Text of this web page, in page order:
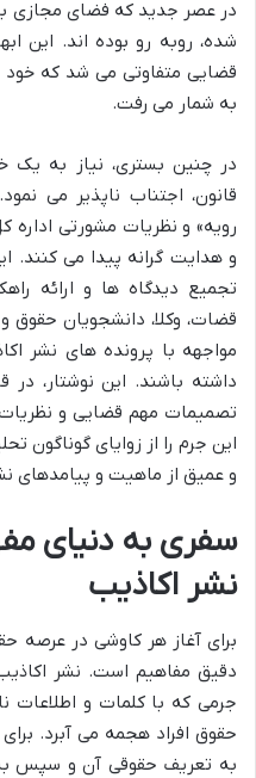
در عصر جدید که فضای مجازی
شده، روبه رو بوده اند. این
قضایی متفاوتی می شد که
به شمار می رفت.
در چنین بستری، نیاز به
قانون، اجتناب ناپذیر می
رویه» و نظریات مشورتی
و هدایت گرانه پیدا می کنند.
تجمیع دیدگاه ها و ارائه
قضات، وکلا، دانشجویان حقوق
مواجهه با پرونده های نشر
داشته باشند. این نوشتار،
تصمیمات مهم قضایی و
این جرم را از زوایای گوناگون
و عمیق از ماهیت و پیامدهای
سفری به دنیای
نشر اکاذیب
برای آغاز هر کاوشی در عرصه
دقیق مفاهیم است. نشر
جرمی که با کلمات و اطلاعات
حقوق افراد هجمه می آبرد.
به تعریف حقوقی آن و سپس به